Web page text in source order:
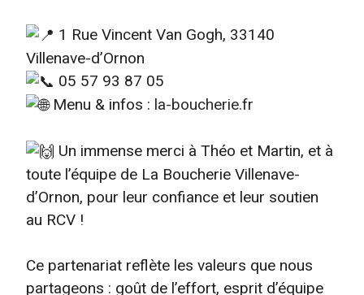
1 Rue Vincent Van Gogh, 33140
Villenave-d’Ornon
05 57 93 87 05
Menu & infos : la-boucherie.fr
Un immense merci à Théo et Martin, et à
toute l’équipe de La Boucherie Villenave-
d’Ornon, pour leur confiance et leur soutien
au RCV !
Ce partenariat reflète les valeurs que nous
partageons : goût de l’effort, esprit d’équipe